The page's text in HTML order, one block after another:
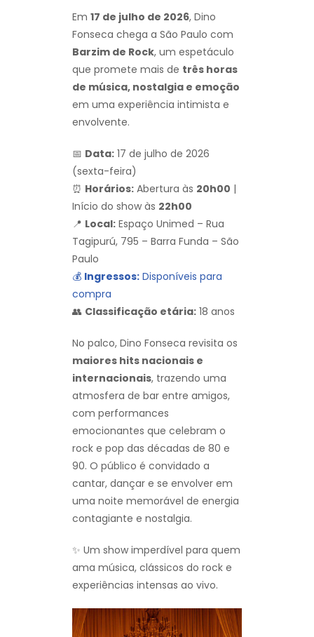
Em 17 de julho de 2026, Dino
Fonseca chega a São Paulo com
Barzim de Rock, um espetáculo
que promete mais de três horas
de música, nostalgia e emoção
em uma experiência intimista e
envolvente.
📅 Data: 17 de julho de 2026
(sexta-feira)
⏰ Horários: Abertura às 20h00 |
Início do show às 22h00
📍 Local: Espaço Unimed – Rua
Tagipurú, 795 – Barra Funda – São
Paulo
💰 Ingressos: Disponíveis para
compra
👥 Classificação etária: 18 anos
No palco, Dino Fonseca revisita os
maiores hits nacionais e
internacionais, trazendo uma
atmosfera de bar entre amigos,
com performances
emocionantes que celebram o
rock e pop das décadas de 80 e
90. O público é convidado a
cantar, dançar e se envolver em
uma noite memorável de energia
contagiante e nostalgia.
✨ Um show imperdível para quem
ama música, clássicos do rock e
experiências intensas ao vivo.